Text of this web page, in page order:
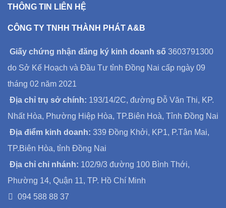
THÔNG TIN LIÊN HỆ
CÔNG TY TNHH THÀNH PHÁT A&B
Giấy chứng nhận đăng ký kinh doanh số 3603791300
do Sở Kế Hoạch và Đầu Tư tỉnh Đồng Nai cấp ngày 09
tháng 02 năm 2021
Địa chỉ trụ sở chính: 193/14/2C, đường Đỗ Văn Thi, KP.
Nhất Hòa, Phường Hiệp Hòa, TP.Biên Hoà, Tỉnh Đồng Nai
Địa điểm kinh doanh: 339 Đồng Khởi, KP1, P.Tân Mai,
TP.Biên Hòa, tỉnh Đồng Nai
Địa chỉ chi nhánh: 102/9/3 đường 100 Bình Thới,
Phường 14, Quận 11, TP. Hồ Chí Minh
094 588 88 37